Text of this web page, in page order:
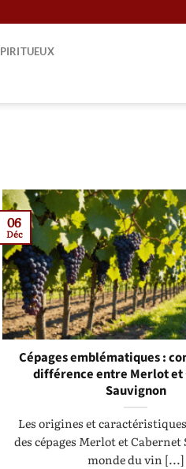
Cépages emblématiques :
différence entre Merlot et
Sauvignon
Les origines et
des cépages Merlot et
monde du vin [...]
06
Déc